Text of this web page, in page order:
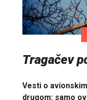
Tragačev
Vesti o
drugom: samo